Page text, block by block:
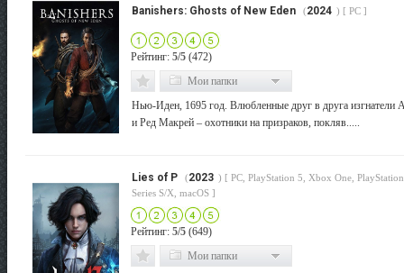
Banishers: Ghosts of New Eden (2024 ) [ PC ]
Рейтинг: 5/5 (472)
Мои папки
Нью-Иден, 1695 год. Влюбленные друг в друга изгнатели
и Ред Макрей – охотники на призраков, покляв.....
Lies of P (2023 ) [ PC, PlayStation 5, Xbox One,
Series S/X, macOS ]
Рейтинг: 5/5 (649)
Мои папки